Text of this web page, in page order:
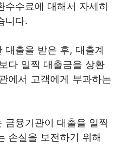
수수료에 대해서 자세히
니다.
대출을 받은 후, 대출계
다 일찍 대출금을 상환
에서 고객에게 부과하는
금융기관이 대출을 일찍
손실을 보전하기 위해